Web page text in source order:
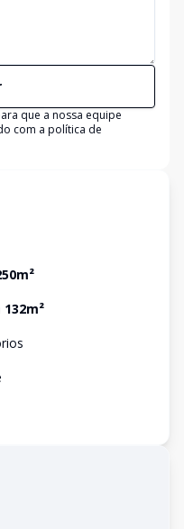
que a nossa equipe
com a política de
m²
132m²
s